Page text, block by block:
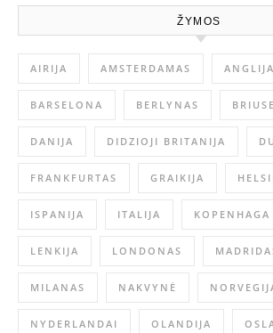
ŽYMOS
AIRIJA AMSTERDAMAS ANGLIJA
BARSELONA BERLYNAS
DANIJA DIDZIOJI BRITANIJA
FRANKFURTAS GRAIKIJA
ISPANIJA ITALIJA KOPENHAGA
LENKIJA LONDONAS
MILANAS NAKVYNĖ
NYDERLANDAI OLANDIJA